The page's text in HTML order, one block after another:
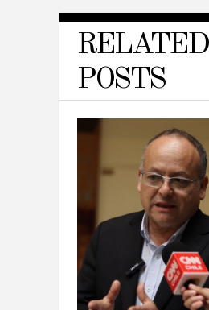
RELATED
POSTS